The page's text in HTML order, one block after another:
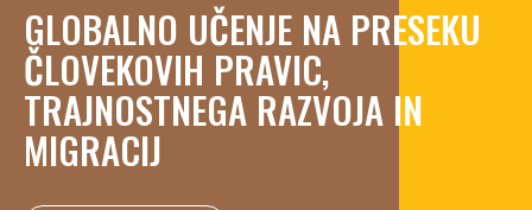
GLOBALNO UČENJE NA PRESEKU
ČLOVEKOVIH PRAVIC,
TRAJNOSTNEGA RAZVOJA IN
MIGRACIJ